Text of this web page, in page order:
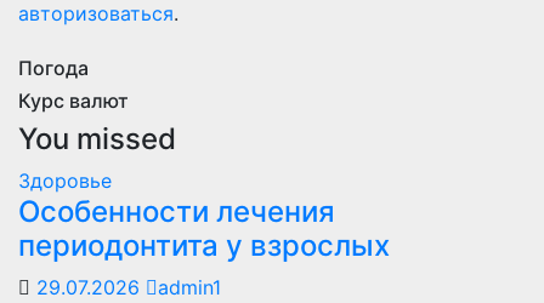
авторизоваться.
Погода
Курс валют
You missed
Здоровье
Особенности лечения
периодонтита у взрослых
29.07.2026
admin1